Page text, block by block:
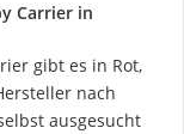
Carrier in
gibt es in Rot,
nach
ausgesucht